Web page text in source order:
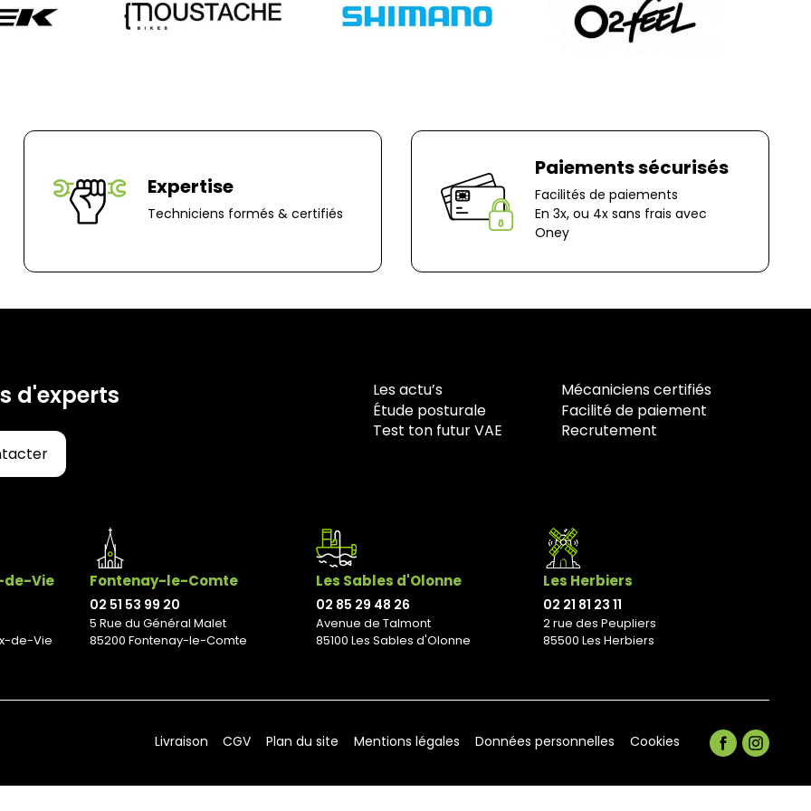
frais de retour sont à votre charge, sauf en cas d'erreur de notre
part. Pour toute question, n'hésitez pas à nous contacter au
70 rue du Clair Bocage
Expertise
Techniciens formés & certifiés
Paiements sécurisés
Facilités de paiements
En 3x, ou 4x sans frais avec
Oney
d'experts Les actu’s
Mécaniciens certifiés
Étude posturale
Facilité de paiement
Test ton futur VAE
Recrutement
Vie
de-Vie
Fontenay-le-Comte
02 51 53 99 20
5 Rue du Général Malet
85200 Fontenay-le-Comte
Les Sables d'Olonne
02 85 29 48 26
Avenue de Talmont
85100 Les Sables d'Olonne
Les Herbiers
02 21 81 23 11
2 rue des Peupliers
85500 Les Herbiers
Livraison CGV Plan du site Mentions légales Données personnelles Cookies